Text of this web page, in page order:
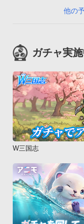
他の
ガチャ実
W三国志